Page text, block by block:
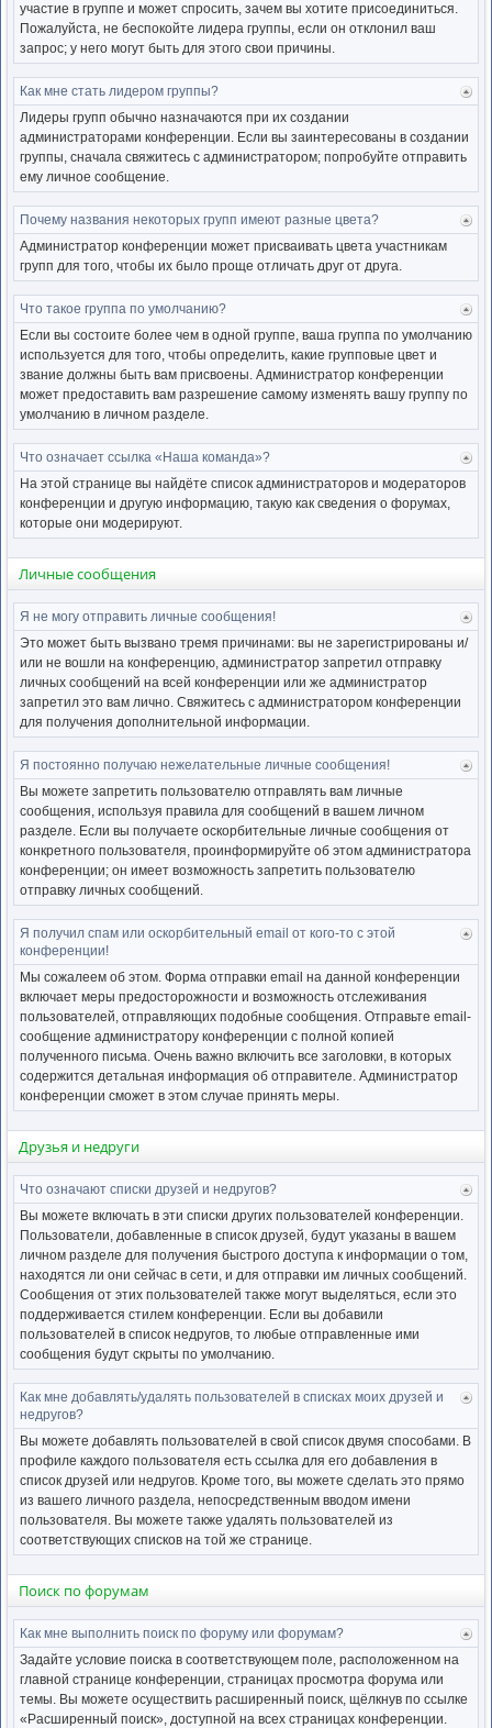
участие в группе и может спросить, зачем вы хотите присоединиться.
Пожалуйста, не беспокойте лидера группы, если он отклонил ваш
запрос; у него могут быть для этого свои причины.
Как мне стать лидером группы?
Лидеры групп обычно назначаются при их создании
администраторами конференции. Если вы заинтересованы в создании
группы, сначала свяжитесь с администратором; попробуйте отправить
ему личное сообщение.
Почему названия некоторых групп имеют разные цвета?
Администратор конференции может присваивать цвета участникам
групп для того, чтобы их было проще отличать друг от друга.
к
Что такое группа по умолчанию?
Если вы состоите более чем в одной группе, ваша группа по умолчанию
используется для того, чтобы определить, какие групповые цвет и
звание должны быть вам присвоены. Администратор конференции
может предоставить вам разрешение самому изменять вашу группу по
умолчанию в личном разделе.
к
Что означает ссылка «Наша команда»?
На этой странице вы найдёте список администраторов и модераторов
конференции и другую информацию, такую как сведения о форумах,
которые они модерируют.
Личные сообщения
к
Я не могу отправить личные сообщения!
Это может быть вызвано тремя причинами: вы не зарегистрированы и/
или не вошли на конференцию, администратор запретил отправку
личных сообщений на всей конференции или же администратор
запретил это вам лично. Свяжитесь с администратором конференции
для получения дополнительной информации.
Я постоянно получаю нежелательные личные сообщения!
Вы можете запретить пользователю отправлять вам личные
сообщения, используя правила для сообщений в вашем личном
разделе. Если вы получаете оскорбительные личные сообщения от
конкретного пользователя, проинформируйте об этом администратора
конференции; он имеет возможность запретить пользователю
отправку личных сообщений.
Я получил спам или оскорбительный email от кого-то с этой
конференции!
Мы сожалеем об этом. Форма отправки email на данной конференции
включает меры предосторожности и возможность отслеживания
пользователей, отправляющих подобные сообщения. Отправьте email-
сообщение администратору конференции с полной копией
полученного письма. Очень важно включить все заголовки, в которых
содержится детальная информация об отправителе. Администратор
конференции сможет в этом случае принять меры.
Друзья и недруги
Что означают списки друзей и недругов?
Вы можете включать в эти списки других пользователей конференции.
Пользователи, добавленные в список друзей, будут указаны в вашем
личном разделе для получения быстрого доступа к информации о том,
находятся ли они сейчас в сети, и для отправки им личных сообщений.
Сообщения от этих пользователей также могут выделяться, если это
поддерживается стилем конференции. Если вы добавили
пользователей в список недругов, то любые отправленные ими
сообщения будут скрыты по умолчанию.
Как мне добавлять/удалять пользователей в списках моих друзей и
недругов?
Вы можете добавлять пользователей в свой список двумя способами. В
профиле каждого пользователя есть ссылка для его добавления в
список друзей или недругов. Кроме того, вы можете сделать это прямо
из вашего личного раздела, непосредственным вводом имени
пользователя. Вы можете также удалять пользователей из
соответствующих списков на той же странице.
Поиск по форумам
Как мне выполнить поиск по форуму или форумам?
Задайте условие поиска в соответствующем поле, расположенном на
главной странице конференции, страницах просмотра форума или
темы. Вы можете осуществить расширенный поиск, щёлкнув по ссылке
«Расширенный поиск», доступной на всех страницах конференции.